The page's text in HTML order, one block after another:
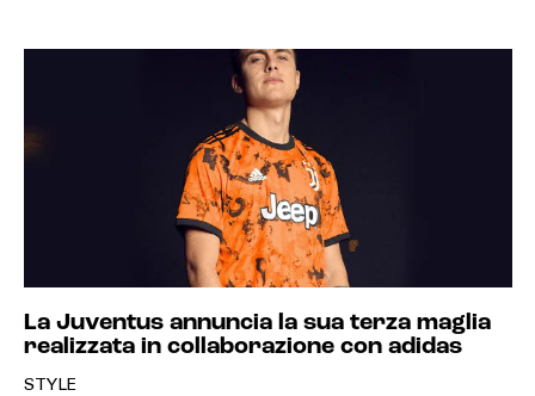
La Juventus annuncia la sua terza maglia
realizzata in collaborazione con adidas
STYLE